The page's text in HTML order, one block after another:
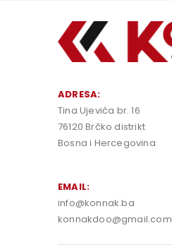
ADRESA:
Tina Ujevića br. 16
76120 Brčko distrikt
Bosna i Hercegovina
EMAIL:
info@konnak.ba
konnakdoo@gmail.com